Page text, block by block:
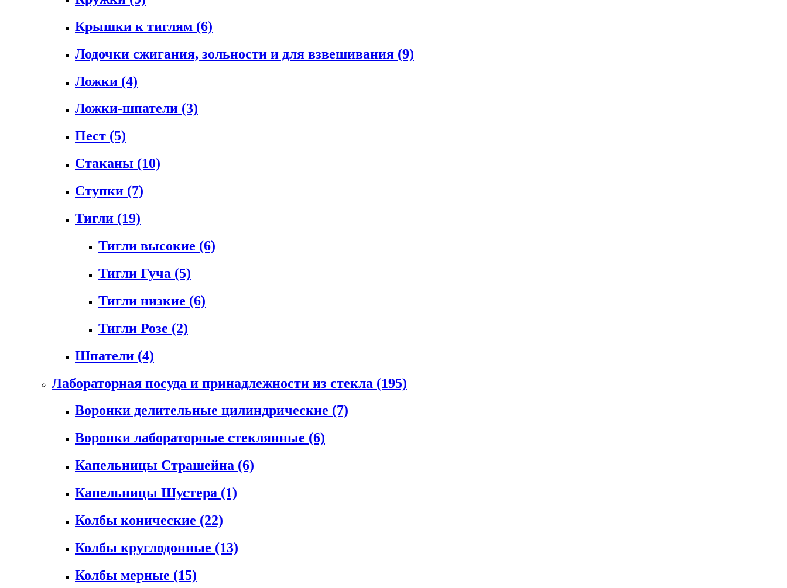
Крышки к тиглям (6)
Лодочки сжигания, зольности и для взвешивания (9)
Ложки (4)
Ложки-шпатели (3)
Пест (5)
Стаканы (10)
Ступки (7)
Тигли (19)
Тигли высокие (6)
Тигли Гуча (5)
Тигли низкие (6)
Тигли Розе (2)
Шпатели (4)
Лабораторная посуда и принадлежности из стекла (195)
Воронки делительные цилиндрические (7)
Воронки лабораторные стеклянные (6)
Капельницы Страшейна (6)
Капельницы Шустера (1)
Колбы конические (22)
Колбы круглодонные (13)
Колбы мерные (15)